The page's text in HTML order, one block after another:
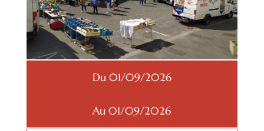
Du 01/09/2026
Au 01/09/2026